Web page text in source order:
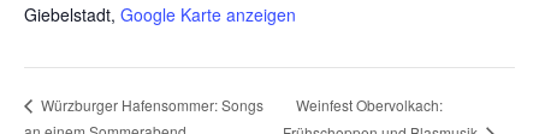
Giebelstadt, Google Karte anzeigen
Würzburger Hafensommer: Songs
Weinfest Obervolkach: